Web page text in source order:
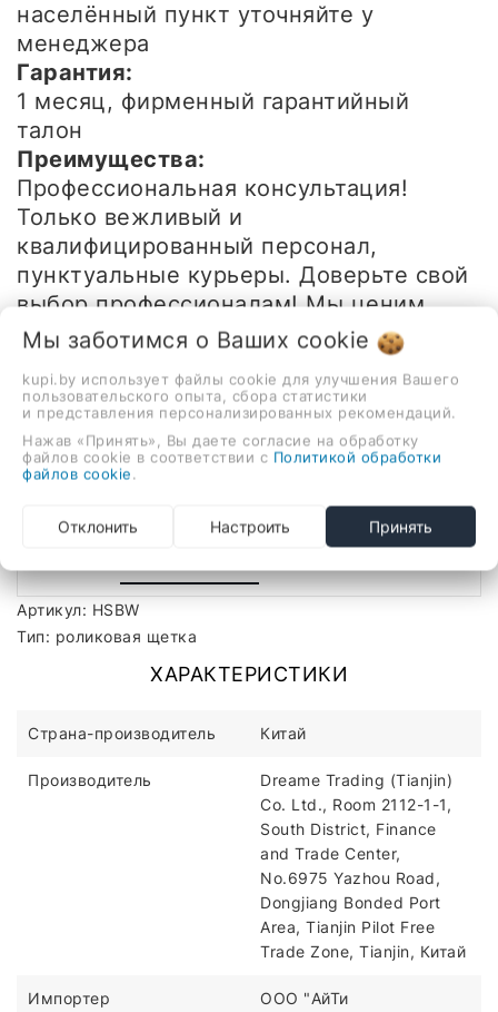
населённый пункт уточняйте у
менеджера
Гарантия:
1 месяц, фирменный гарантийный
талон
Преимущества:
Профессиональная консультация!
Только вежливый и
квалифицированный персонал,
пунктуальные курьеры. Доверьте свой
выбор профессионалам! Мы ценим
каждого клиента!
-
+
В корзину
Быстрый заказ
Артикул: HSBW
Тип: роликовая щетка
ХАРАКТЕРИСТИКИ
Страна-производитель Китай
Производитель
Dreame Trading (Tianjin)
Co. Ltd., Room 2112-1-1,
South District, Finance
and Trade Center,
No.6975 Yazhou Road,
Dongjiang Bonded Port
Area, Tianjin Pilot Free
Trade Zone, Tianjin, Китай
Импортер
ООО "АйТи
Мы заботимся о Ваших cookie
kupi.by использует файлы cookie для улучшения Вашего
пользовательского опыта, сбора статистики
и представления персонализированных рекомендаций.
Нажав «Принять», Вы даете согласие на обработку
файлов cookie в соответствии с Политикой обработки
файлов cookie
Отклонить Настроить Принять